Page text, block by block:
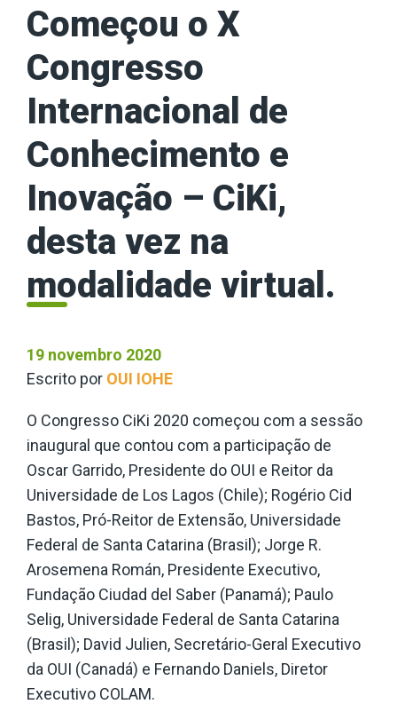
Começou o X
Congresso
Internacional de
Conhecimento e
Inovação – CiKi,
desta vez na
modalidade virtual.
19 novembro 2020
Escrito por OUI IOHE
O Congresso CiKi 2020 começou com a sessão
inaugural que contou com a participação de
Oscar Garrido, Presidente do OUI e Reitor da
Universidade de Los Lagos (Chile); Rogério Cid
Bastos, Pró-Reitor de Extensão, Universidade
Federal de Santa Catarina (Brasil); Jorge R.
Arosemena Román, Presidente Executivo,
Fundação Ciudad del Saber (Panamá); Paulo
Selig, Universidade Federal de Santa Catarina
(Brasil); David Julien, Secretário-Geral Executivo
da OUI (Canadá) e Fernando Daniels, Diretor
Executivo COLAM.